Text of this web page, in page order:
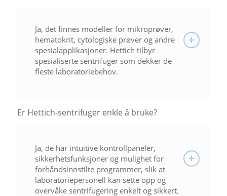
Ja, det finnes modeller for mikroprøver,
hematokrit, cytologiske prøver og andre
spesialapplikasjoner. Hettich tilbyr
spesialiserte sentrifuger som dekker de
fleste laboratoriebehov.
Er Hettich-sentrifuger enkle å bruke?
Ja, de har intuitive kontrollpaneler,
sikkerhetsfunksjoner og mulighet for
forhåndsinnstilte programmer, slik at
laboratoriepersonell kan sette opp og
overvåke sentrifugering enkelt og sikkert.